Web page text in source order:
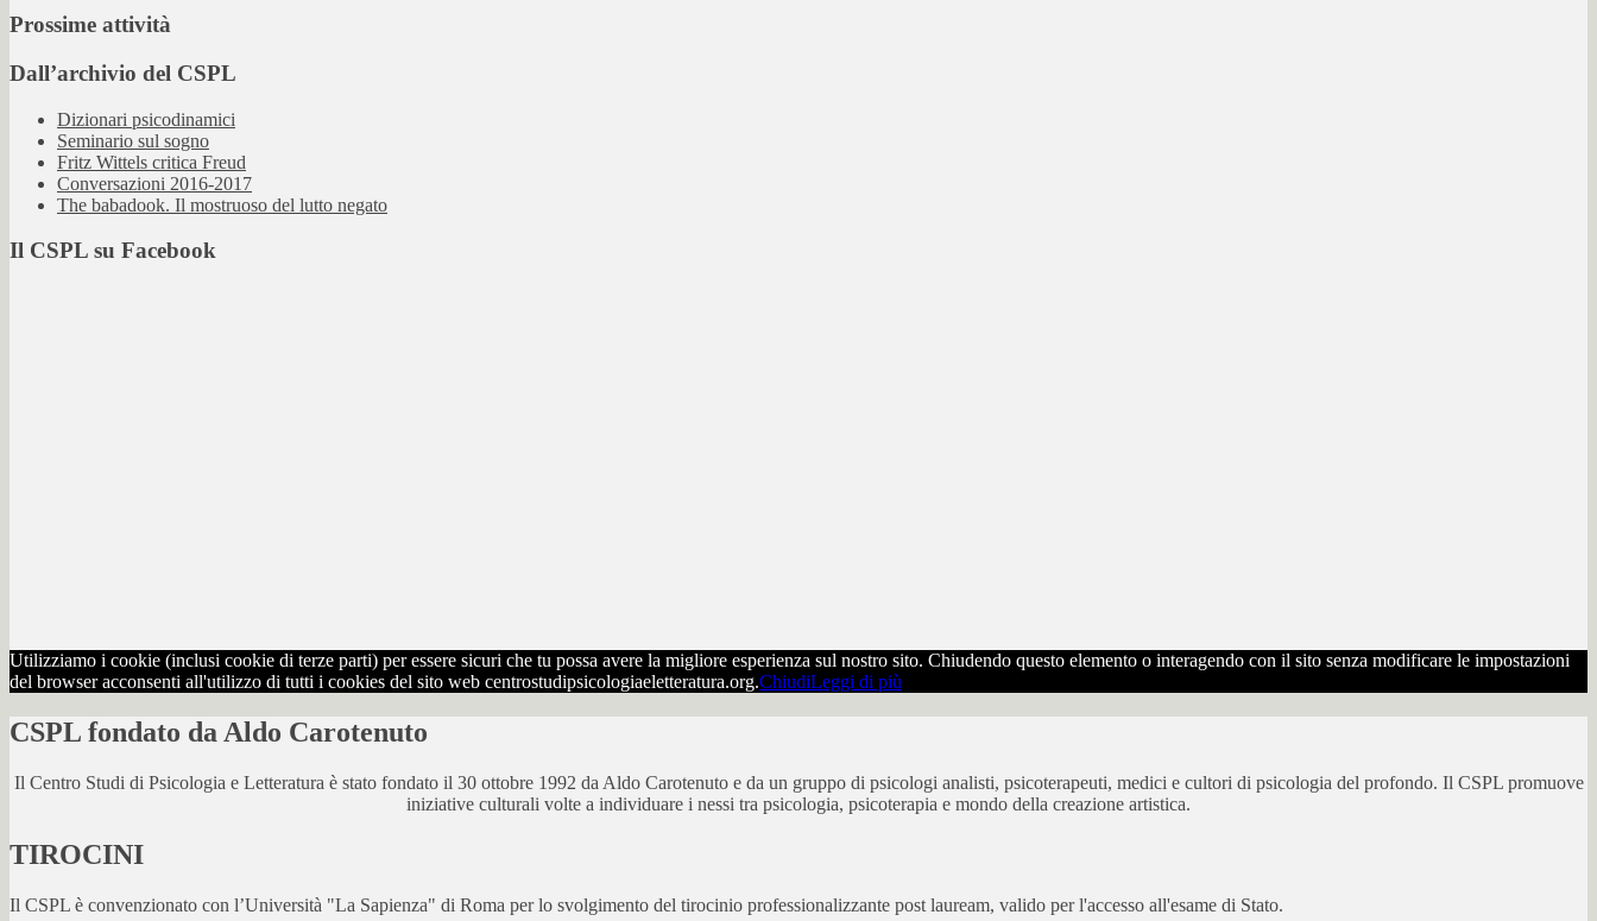
Prossime attività
Dall’archivio del CSPL
Dizionari psicodinamici
Seminario sul sogno
Fritz Wittels critica Freud
Conversazioni 2016-2017
The babadook. Il mostruoso del lutto negato
Il CSPL su Facebook
Utilizziamo i cookie (inclusi cookie di terze parti) per essere sicuri che tu possa avere la migliore esperienza sul nostro sito. Chiudendo questo elemento o interagendo con il sito senza modificare le impostazioni
del browser acconsenti all'utilizzo di tutti i cookies del sito web centrostudipsicologiaeletteratura.org.ChiudiLeggi di più
CSPL fondato da Aldo Carotenuto
Il Centro Studi di Psicologia e Letteratura è stato fondato il 30 ottobre 1992 da Aldo Carotenuto e da un gruppo di psicologi analisti, psicoterapeuti, medici e cultori di psicologia del profondo. Il CSPL promuove
iniziative culturali volte a individuare i nessi tra psicologia, psicoterapia e mondo della creazione artistica.
TIROCINI
Il CSPL è convenzionato con l’Università "La Sapienza" di Roma per lo svolgimento del tirocinio professionalizzante post lauream, valido per l'accesso all'esame di Stato.